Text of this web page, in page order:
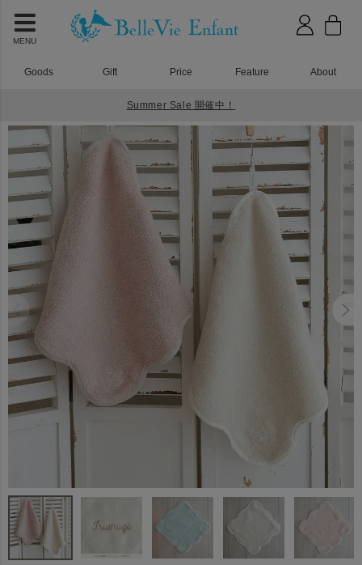
MENU
Goods Gift Price Feature About
Summer Sale 開催中！
Nuage オーガニックコットンMokuMoku ループ付きタオル